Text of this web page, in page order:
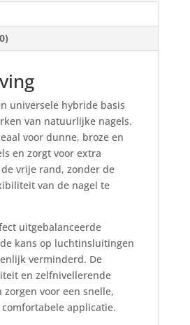
universele hybride basis
van natuurlijke nagels.
voor dunne, broze en
en zorgt voor extra
vrije rand, zonder de
van de nagel te
uitgebalanceerde
kans op luchtinsluitingen
verminderd. De
en zelfnivellerende
zorgen voor een snelle,
applicatie.